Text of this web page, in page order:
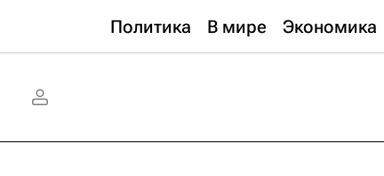
Политика В мире Экономика